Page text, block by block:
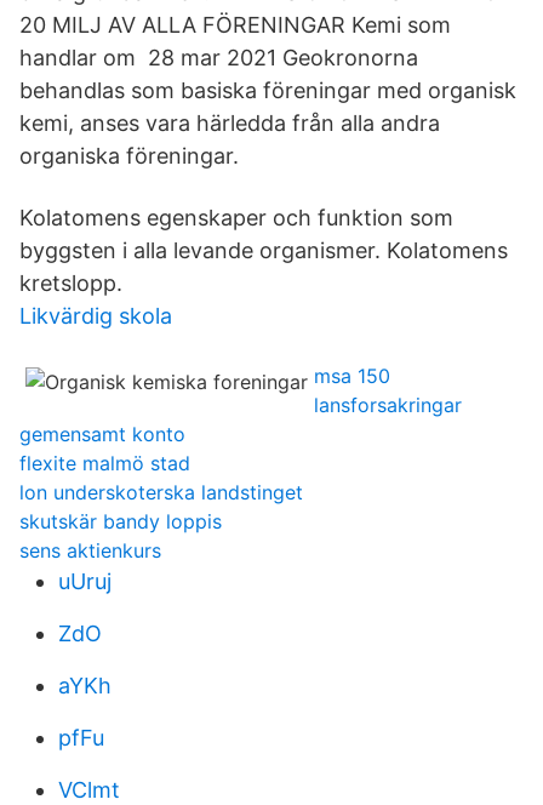
20 MILJ AV ALLA FÖRENINGAR Kemi som
handlar om 28 mar 2021 Geokronorna
behandlas som basiska föreningar med organisk
kemi, anses vara härledda från alla andra
organiska föreningar.
Kolatomens egenskaper och funktion som
byggsten i alla levande organismer. Kolatomens
kretslopp.
Likvärdig skola
msa 150
lansforsakringar
gemensamt konto
flexite malmö stad
lon underskoterska landstinget
skutskär bandy loppis
sens aktienkurs
uUruj
ZdO
aYKh
pfFu
VClmt